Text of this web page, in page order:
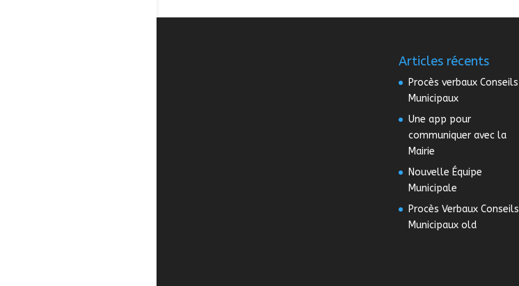
Articles récents
Procès verbaux Conseils
Municipaux
Une app pour
communiquer avec la
Mairie
Nouvelle Équipe
Municipale
Procès Verbaux Conseils
Municipaux old